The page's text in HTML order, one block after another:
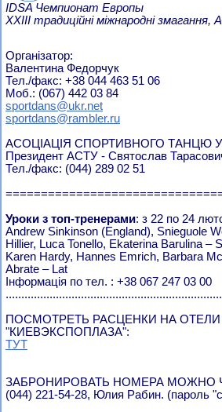
IDSA Чемпионат Европы
XXIII традиційні міжнародні змагання,
Організатор:
Валентина Федорчук
Тел./факс: +38 044 463 51 06
Моб.: (067) 442 03 84
sportdans@ukr.net
sportdans@rambler.ru
АСОЦІАЦІЯ СПОРТИВНОГО ТАНЦЮ
Президент АСТУ - Святослав
Тел./факс: (044) 289 02 51
Уроки з топ-тренерами: з 22 по 24
Andrew Sinkinson (England), Snieguole
Hillier, Luca Tonello, Ekaterina Barulina –
Karen Hardy, Hannes Emrich, Barbara
Abrate – Lat
Інформація по тел. : +38 067 247 03 00
.....................................................................
ПОСМОТРЕТЬ РАСЦЕНКИ НА
"КИЕВЭКСПОПЛАЗА":
ТУТ
ЗАБРОНИРОВАТЬ НОМЕРА МОЖНО
(044) 221-54-28, Юлия Рабин. (пароль